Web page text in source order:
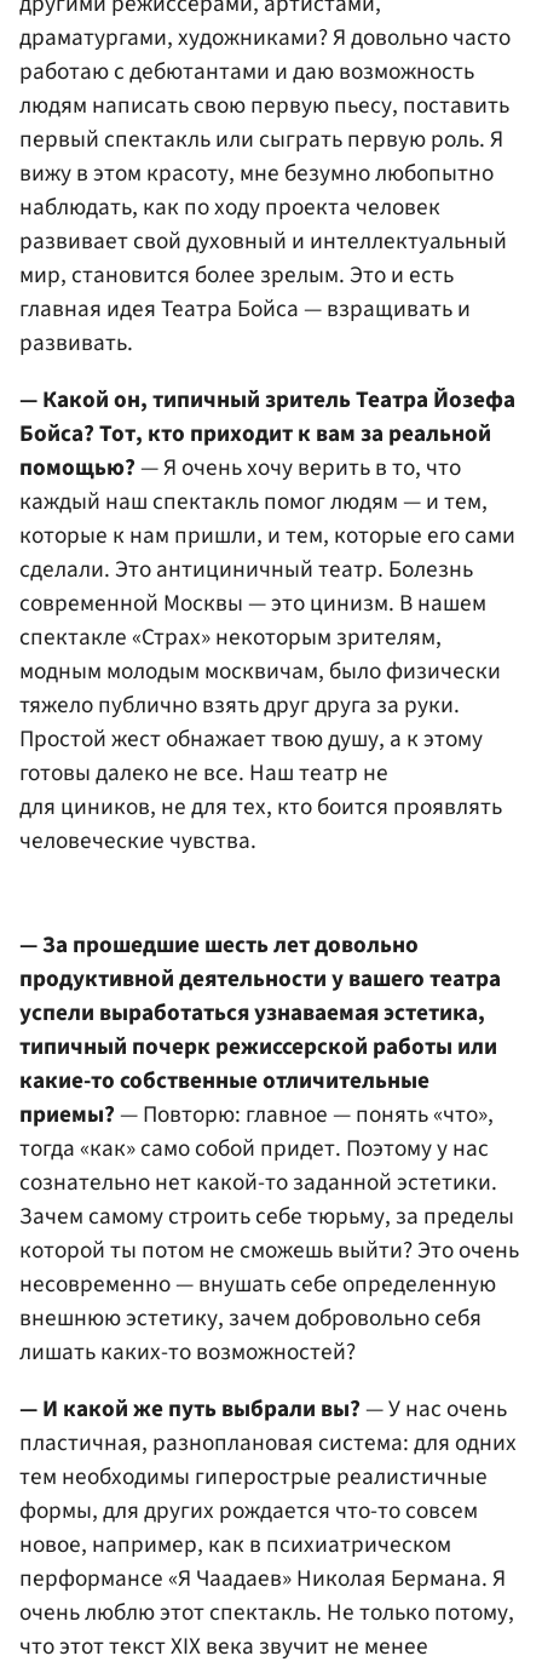
драматургами, художниками? Я довольно часто
работаю с дебютантами и даю возможность
людям написать свою первую пьесу, поставить
первый спектакль или сыграть первую роль. Я
вижу в этом красоту, мне безумно любопытно
наблюдать, как по ходу проекта человек
развивает свой духовный и интеллектуальный
мир, становится более зрелым. Это и есть
главная идея Театра Бойса — взращивать и
развивать.
— Какой он, типичный зритель Театра Йозефа
Бойса? Тот, кто приходит к вам за реальной
помощью?— Я очень хочу верить в то, что
каждый наш спектакль помог людям — и тем,
которые к нам пришли, и тем, которые его сами
сделали. Это антициничный театр. Болезнь
современной Москвы — это цинизм. В нашем
спектакле «Страх» некоторым зрителям,
модным молодым москвичам, было физически
тяжело публично взять друг друга за руки.
Простой жест обнажает твою душу, а к этому
готовы далеко не все. Наш театр не
для циников, не для тех, кто боится проявлять
человеческие чувства.
— За прошедшие шесть лет довольно
продуктивной деятельности у вашего театра
успели выработаться узнаваемая эстетика,
типичный почерк режиссерской работы или
какие-то собственные отличительные
приемы?— Повторю: главное — понять «что»,
тогда «как» само собой придет. Поэтому у нас
сознательно нет какой-то заданной эстетики.
Зачем самому строить себе тюрьму, за пределы
которой ты потом не сможешь выйти? Это очень
несовременно — внушать себе определенную
внешнюю эстетику, зачем добровольно себя
лишать каких-то возможностей?
— И какой же путь выбрали вы?— У нас очень
пластичная, разноплановая система: для одних
тем необходимы гиперострые реалистичные
формы, для других рождается что-то совсем
новое, например, как в психиатрическом
перформансе «Я Чаадаев» Николая Бермана. Я
очень люблю этот спектакль. Не только потому,
что этот текст XIX века звучит не менее